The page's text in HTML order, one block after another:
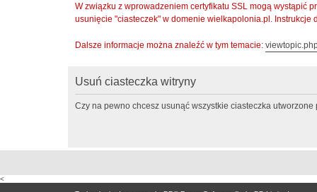
W związku z wprowadzeniem certyfikatu SSL mogą wystąpić
usunięcie "ciasteczek" w domenie wielkapolonia.pl.
Dalsze informacje można znaleźć w tym temacie:
Usuń ciasteczka witryny
Czy na pewno chcesz usunąć wszystkie ciasteczka utworzone
<